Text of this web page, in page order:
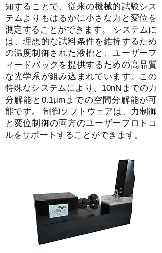
知することで、従来の機械的試験シス
テムよりもはるかに小さな力と変位を
測定することができます。 システムに
は、理想的な試料条件を維持するため
の温度制御された液槽と、ユーザーフ
ィードバックを提供するための高品質
な光学系が組み込まれています。この
特殊なシステムにより、10nNまでの力
分解能と0.1μmまでの空間分解能が可
能です。 制御ソフトウェアは、力制御
と変位制御の両方のユーザープロトコ
ルをサポートすることができます。